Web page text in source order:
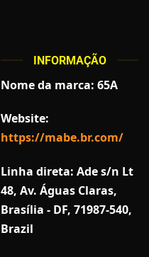
INFORMAÇÃO
Nome da marca: 65A
Website:
https://mabe.br.com/
Linha direta: Ade s/n Lt
48, Av. Águas Claras,
Brasília - DF, 71987-540,
Brazil